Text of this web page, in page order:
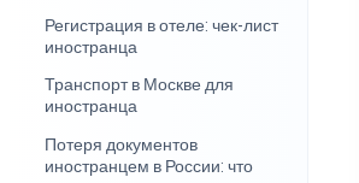
Регистрация в отеле: чек-лист
иностранца
Транспорт в Москве для
иностранца
Потеря документов
иностранцем в России: что